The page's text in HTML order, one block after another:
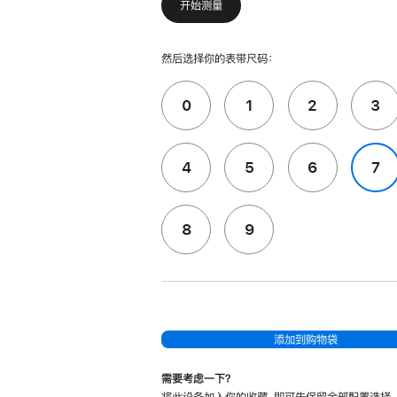
开始测量
然后选择你的表带尺码：
0 1 2 3
4 5 6 7
8 9
添加到购物袋
需要考虑一下？